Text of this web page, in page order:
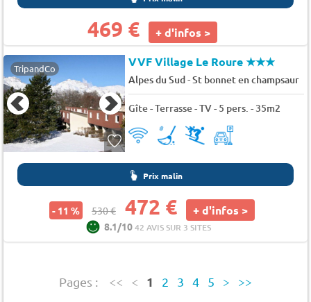
469 € + d'infos >
TripandCo VVF Village Le Roure★★★
Alpes du Sud-St bonnet en champsaur
Gîte - Terrasse - TV - 5 pers. - 35m2
Prix malin
- 11 % 530 € 472 € + d'infos >
8.1/1042 AVIS SUR 3 SITES
Pages : << < 1 2 3 4 5 > >>